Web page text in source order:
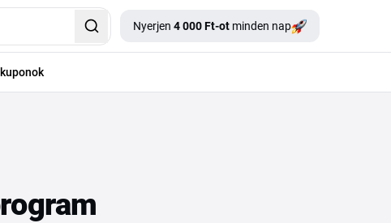
Nyerjen 4 000 Ft-ot minden nap